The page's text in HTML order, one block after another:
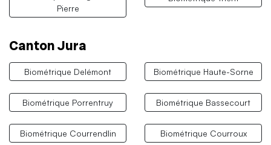
Pierre
Canton Jura
Biométrique Delémont Biométrique Haute-Sorne
Biométrique Porrentruy Biométrique Bassecourt
Biométrique Courrendlin Biométrique Courroux